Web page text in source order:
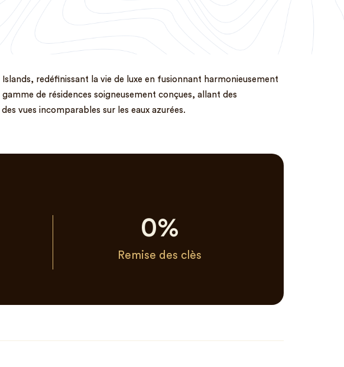
redéfinissant la vie de luxe en fusionnant harmonieusement
de résidences soigneusement conçues, allant des
vues incomparables sur les eaux azurées.
Remise des clès
0%